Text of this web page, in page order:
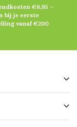
€6,95 –
bij je eerste
vanaf €200